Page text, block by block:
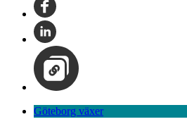
Göteborg växer